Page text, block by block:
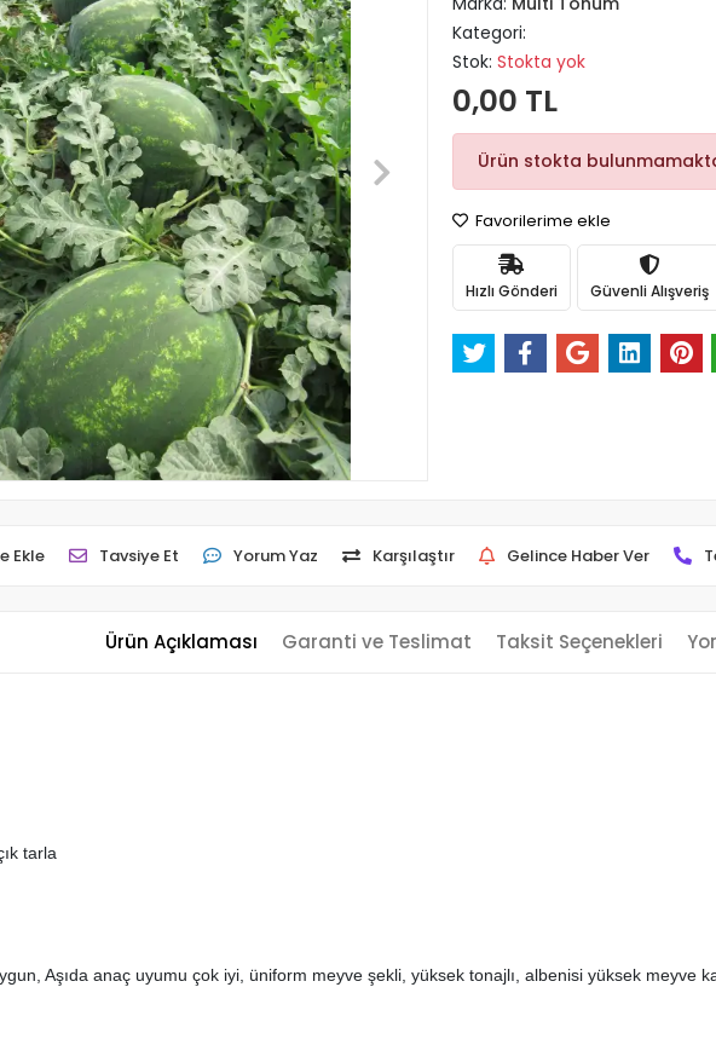
Kategori:
Stok: Stokta yok
0,00 TL
Ürün stokta
Favorilerime ekle
Hızlı Gönderi Güvenli Alışveriş
Ekle Tavsiye Et Yorum Yaz Karşılaştır Gelince Haber Ver
Ürün Açıklaması Garanti ve Teslimat Taksit Seçenekleri
tarla
Aşıda anaç uyumu çok iyi, üniform meyve şekli, yüksek tonajlı, albenisi yüksek meyve